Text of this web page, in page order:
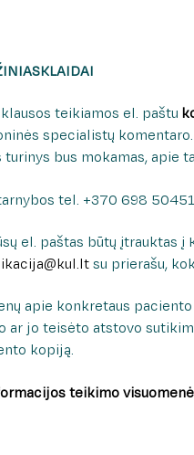
teikiamos el. paštu
specialistų
turinys bus mokamas, apie
tel. +370 698
el. paštas būtų įtrauktas
su prierašu,
apie konkretaus paciento
ar jo teisėto atstovo
kopiją.
teikimo